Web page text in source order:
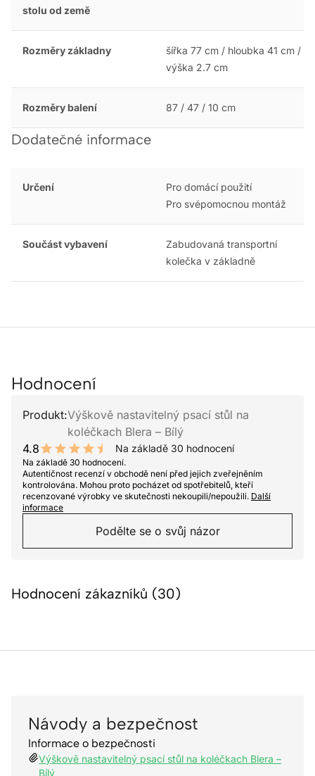
stolu od země
Rozměry základny
šířka 77 cm / hloubka 41 cm /
výška 2.7 cm
Rozměry balení 87 / 47 / 10 cm
Dodatečné informace
Určení
Pro domácí použití
Pro svépomocnou montáž
Součást vybavení
Zabudovaná transportní
kolečka v základně
Hodnocení
Produkt:Výškově nastavitelný psací stůl na
koléčkach Blera – Bílý
4.8
9.6 out of 10 stars
Na základě 30 hodnocení
Na základě 30 hodnocení.
Autentičnost recenzí v obchodě není před jejich zveřejněním
kontrolována. Mohou proto pocházet od spotřebitelů, kteří
recenzované výrobky ve skutečnosti nekoupili/nepoužili. Další
informace
Podělte se o svůj názor
Hodnocení zákazníků (30)
Návody a bezpečnost
Informace o bezpečnosti
Výškově nastavitelný psací stůl na koléčkach Blera –
Bílý